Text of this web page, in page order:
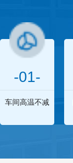
-01-
车间高温不减